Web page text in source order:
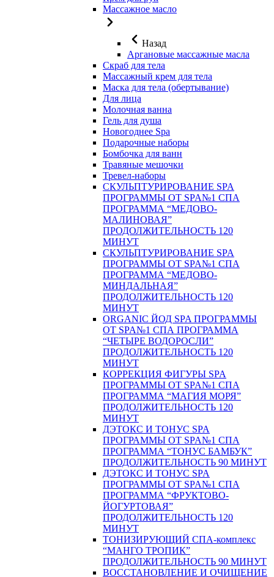
Массажное масло
Назад
Аргановые массажные масла
Скраб для тела
Массажный крем для тела
Маска для тела (обертывание)
Для лица
Молочная ванна
Гель для душа
Новогоднее Spa
Подарочные наборы
Бомбочка для ванн
Травяные мешочки
Тревел-наборы
СКУЛЬПТУРИРОВАНИЕ SPA
ПРОГРАММЫ ОТ SPA№1 СПА
ПРОГРАММА “МЕДОВО-
МАЛИНОВАЯ”
ПРОДОЛЖИТЕЛЬНОСТЬ 120
МИНУТ
СКУЛЬПТУРИРОВАНИЕ SPA
ПРОГРАММЫ ОТ SPA№1 СПА
ПРОГРАММА “МЕДОВО-
МИНДАЛЬНАЯ”
ПРОДОЛЖИТЕЛЬНОСТЬ 120
МИНУТ
ORGANIC ЙОД SPA ПРОГРАММЫ
ОТ SPA№1 СПА ПРОГРАММА
“ЧЕТЫРЕ ВОДОРОСЛИ”
ПРОДОЛЖИТЕЛЬНОСТЬ 120
МИНУТ
КОРРЕКЦИЯ ФИГУРЫ SPA
ПРОГРАММЫ ОТ SPA№1 СПА
ПРОГРАММА “МАГИЯ МОРЯ”
ПРОДОЛЖИТЕЛЬНОСТЬ 120
МИНУТ
ДЭТОКС И ТОНУС SPA
ПРОГРАММЫ ОТ SPA№1 СПА
ПРОГРАММА “ТОНУС БАМБУК”
ПРОДОЛЖИТЕЛЬНОСТЬ 90 МИНУТ
ДЭТОКС И ТОНУС SPA
ПРОГРАММЫ ОТ SPA№1 СПА
ПРОГРАММА “ФРУКТОВО-
ЙОГУРТОВАЯ”
ПРОДОЛЖИТЕЛЬНОСТЬ 120
МИНУТ
ТОНИЗИРУЮЩИЙ СПА-комплекс
“МАНГО ТРОПИК”
ПРОДОЛЖИТЕЛЬНОСТЬ 90 МИНУТ
ВОССТАНОВЛЕНИЕ И ОЧИЩЕНИЕ